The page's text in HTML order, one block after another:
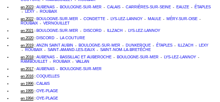
en 2023 : AUBENAS - BOULOGNE-SUR-MER - CALAIS - CARRIÈRES-SUR-SEINE - EAUZE - ÉTAPLES
-
LEXY - ROUBAIX
en 2022 : BOULOGNE-SUR-MER - CONDETTE - LYS-LEZ-LANNOY - MAULE - MÉRY-SUR-OISE -
ROUBAIX - VERNOUILLET
en 2021 : BOULOGNE-SUR-MER - DISCORD - ILLZACH -
LYS-LEZ-LANNOY
en 2020: DISCORD -
LA COUTURE
en 2019 : ANZIN SAINT AUBIN - BOULOGNE-SUR-MER - DUNKERQUE - ÉTAPLES - ILLZACH -
LEXY
- ROUBAIX - SAINT-AMAND-LES-EAUX - SAINT-NOM-LA-BRETÈCHE
en 2018 : AUBENAS - BASSILLAC ET AUBEROCHE - BOULOGNE-SUR-MER - LYS-LEZ-LANNOY -
RAMBOUILLET - ROUBAIX - VALLAN
en 2017 : AUBENAS - BOULOGNE-SUR-MER
en 2016 : COQUELLES
en 1996 : CALAIS
en 1995 : OYE-PLAGE
en 1994: OYE-PLAGE